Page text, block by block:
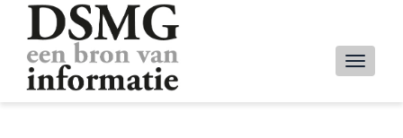
Main